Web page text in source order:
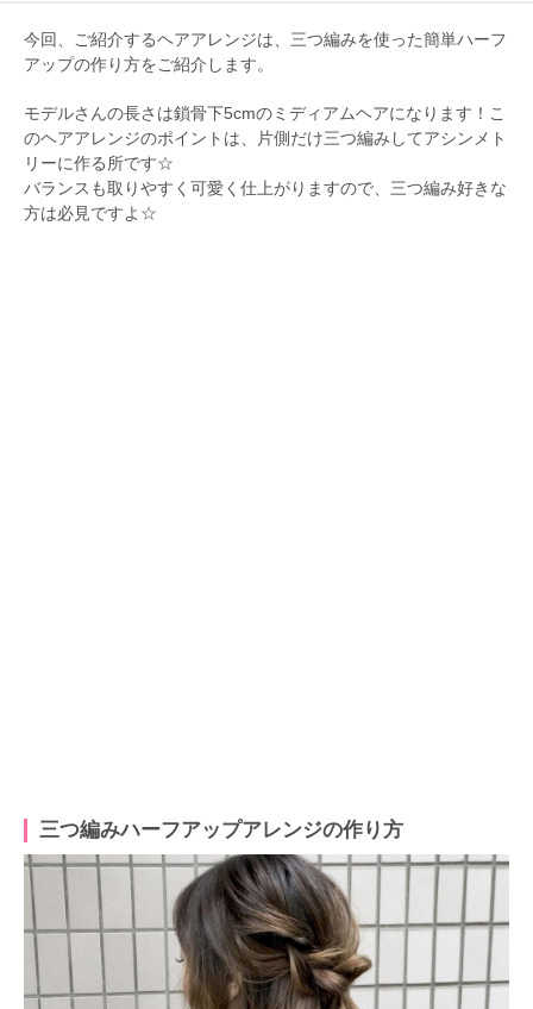
今回、ご紹介するヘアアレンジは、三つ編みを使った簡単ハーフ
アップの作り方をご紹介します。
モデルさんの長さは鎖骨下5cmのミディアムヘアになります！こ
のヘアアレンジのポイントは、片側だけ三つ編みしてアシンメト
リーに作る所です☆
バランスも取りやすく可愛く仕上がりますので、三つ編み好きな
方は必見ですよ☆
三つ編みハーフアップアレンジの作り方